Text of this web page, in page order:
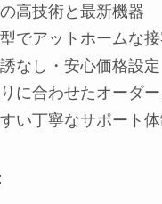
高技術と最新機器
でアットホームな
なし・安心価格設定
に合わせたオーダ
い丁寧なサポート体